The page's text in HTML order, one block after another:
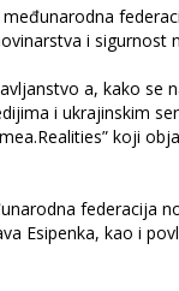
i sigurnost
a, kako se
i ukrajinskim
koji
federacija
Esipenka, kao i